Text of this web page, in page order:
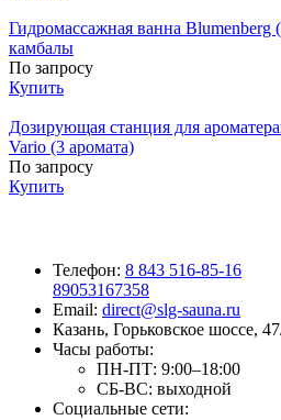
Гидромассажная ванна Blumenberg
камбалы
По запросу
Купить
Дозирующая станция для
Vario (3 аромата)
По запросу
Купить
Телефон: 8 843 516-85-16
89053167358
Email: direct@slg-sauna.ru
Казань, Горьковское шоссе,
Часы работы:
ПН-ПТ: 9:00–18:00
СБ-ВС: выходной
Социальные сети: